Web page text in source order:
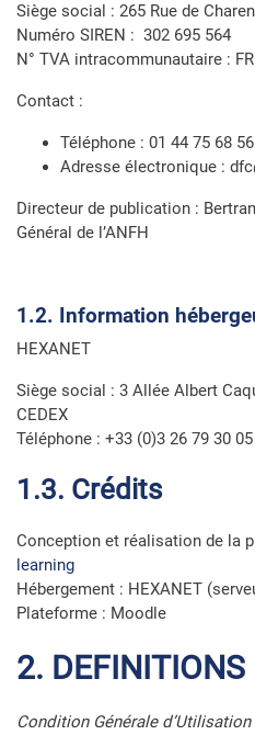
Siège social : 265 Rue de
Numéro SIREN : 302 695 564
N° TVA intracommunautaire :
Contact :
Téléphone : 01 44 75 68 56
Adresse électronique :
Directeur de publication :
Général de l’ANFH
1.2. Information
HEXANET
Siège social : 3 Allée Albert
CEDEX
Téléphone : +33 (0)3 26 79 30 05
1.3. Crédits
Conception et réalisation de la
learning
Hébergement : HEXANET
Plateforme : Moodle
2. DEFINITIONS
Condition Générale d’Utilisation